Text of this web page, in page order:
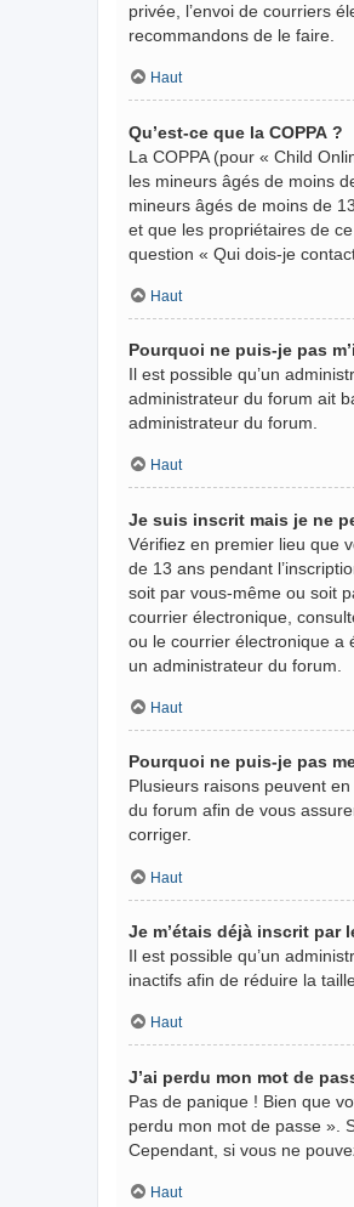
privée, l’envoi de courriers
recommandons de le faire.
Haut
Qu’est-ce que la COPPA ?
La COPPA (pour « Child
les mineurs âgés de moins
mineurs âgés de moins de
et que les propriétaires de
question « Qui dois-je
Haut
Pourquoi ne puis-je pas
Il est possible qu’un
administrateur du forum ait
administrateur du forum.
Haut
Je suis inscrit mais je ne
Vérifiez en premier lieu que
de 13 ans pendant
soit par vous-même ou soit
courrier électronique,
ou le courrier électronique a
un administrateur du forum.
Haut
Pourquoi ne puis-je pas
Plusieurs raisons peuvent
du forum afin de vous
corriger.
Haut
Je m’étais déjà inscrit par
Il est possible qu’un
inactifs afin de réduire la
Haut
J’ai perdu mon mot de
Pas de panique ! Bien que
perdu mon mot de passe ».
Cependant, si vous ne
Haut